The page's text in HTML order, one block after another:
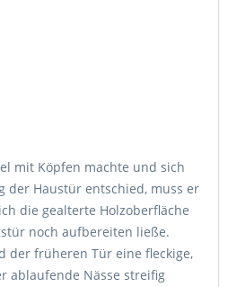
mit Köpfen machte und sich
der Haustür entschied, muss er
die gealterte Holzoberfläche
noch aufbereiten ließe.
der früheren Tür eine fleckige,
ablaufende Nässe streifig